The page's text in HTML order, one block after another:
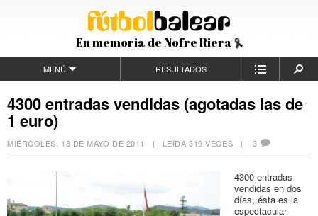
En memoria de Nofre Riera
MENÚ RESULTADOS
4300 entradas vendidas (agotadas las de
1 euro)
MIÉRCOLES, 18 DE MAYO DE 2011 | LEÍDA 319 VECES |3
4300 entradas
vendidas en dos
días, ésta es la
espectacular